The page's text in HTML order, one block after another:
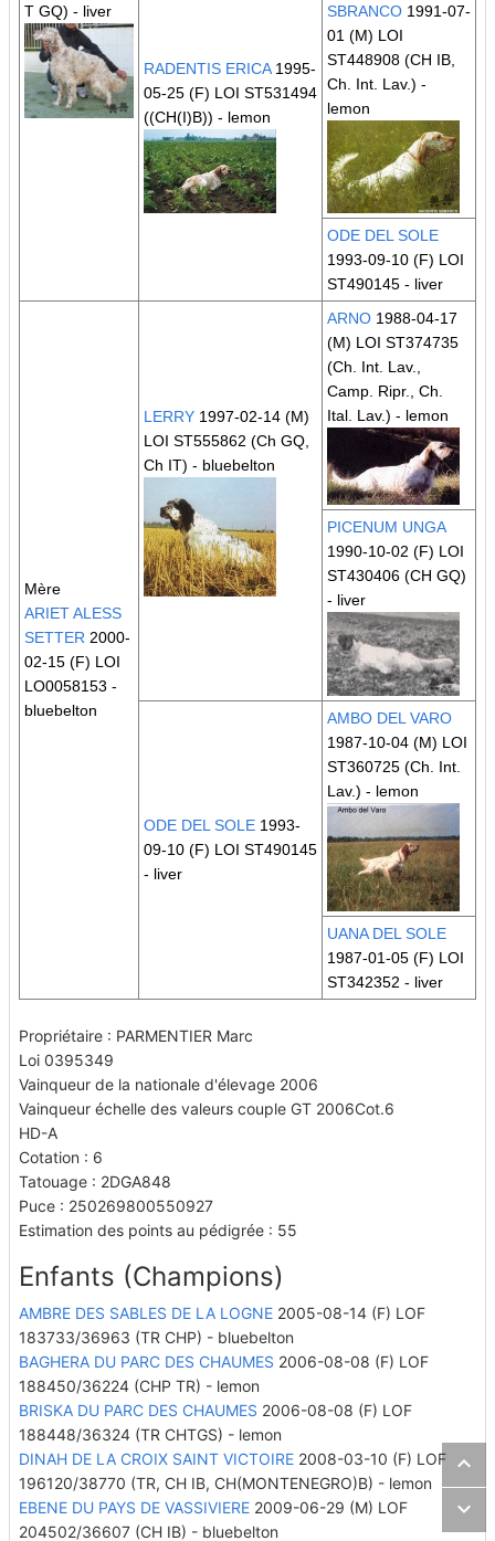
T GQ) - liver
RADENTIS ERICA1995-
05-25 (F) LOI ST531494
((CH(I)B)) - lemon
SBRANCO 1991-07-
01 (M) LOI
ST448908 (CH IB,
Ch. Int. Lav.) -
lemon
ODE DEL SOLE
1993-09-10 (F) LOI
ST490145 - liver
Mère
ARIET ALESS
SETTER 2000-
02-15 (F) LOI
LO0058153 -
bluebelton
LERRY 1997-02-14 (M)
LOI ST555862 (Ch GQ,
Ch IT) - bluebelton
ARNO 1988-04-17
(M) LOI ST374735
(Ch. Int. Lav.,
Camp. Ripr., Ch.
Ital. Lav.) - lemon
PICENUM UNGA
1990-10-02 (F) LOI
ST430406 (CH GQ)
- liver
ODE DEL SOLE 1993-
09-10 (F) LOI ST490145
- liver
AMBO DEL VARO
1987-10-04 (M) LOI
ST360725 (Ch. Int.
Lav.) - lemon
UANA DEL SOLE
1987-01-05 (F) LOI
ST342352 - liver
Propriétaire : PARMENTIER Marc
Loi 0395349
Vainqueur de la nationale d'élevage 2006
Vainqueur échelle des valeurs couple GT 2006Cot.6
HD-A
Cotation : 6
Tatouage : 2DGA848
Puce : 250269800550927
Estimation des points au pédigrée : 55
Enfants (Champions)
AMBRE DES SABLES DE LA LOGNE 2005-08-14 (F) LOF
183733/36963 (TR CHP) - bluebelton
BAGHERA DU PARC DES CHAUMES 2006-08-08 (F) LOF
188450/36224 (CHP TR) - lemon
BRISKA DU PARC DES CHAUMES 2006-08-08 (F) LOF
188448/36324 (TR CHTGS) - lemon
DINAH DE LA CROIX SAINT VICTOIRE 2008-03-10 (F) LOF
196120/38770 (TR, CH IB, CH(MONTENEGRO)B) - lemon
EBENE DU PAYS DE VASSIVIERE 2009-06-29 (M) LOF
204502/36607 (CH IB) - bluebelton